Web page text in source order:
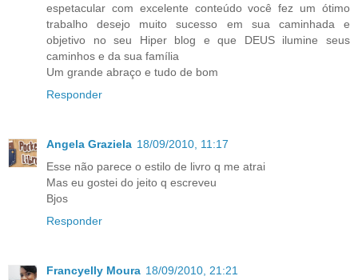
espetacular com excelente conteúdo você fez um ótimo
trabalho desejo muito sucesso em sua caminhada e
objetivo no seu Hiper blog e que DEUS ilumine seus
caminhos e da sua família
Um grande abraço e tudo de bom
Responder
Angela Graziela 18/09/2010, 11:17
Esse não parece o estilo de livro q me atrai
Mas eu gostei do jeito q escreveu
Bjos
Responder
Francyelly Moura 18/09/2010, 21:21